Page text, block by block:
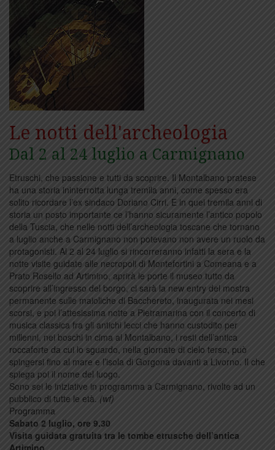
Le notti dell'archeologia
Dal 2 al 24 luglio a Carmignano
Etruschi, che passione e tutti da scoprire. Il Montalbano pratese
ha una storia ininterrotta lunga tremila anni, come spesso era
solito ricordare l’ex sindaco Doriano Cirri. E in quei tremila anni di
storia un posto importante ce l’hanno sicuramente l’antico popolo
della Tuscia, che nelle notti dell’archeologia toscane che tornano
a luglio anche a Carmignano non potevano non avere un ruolo da
protagonisti. Al 2 al 24 luglio si rincorreranno infatti la sera e la
notte visite guidate alle necropoli di Montefortini a Comeana e a
Prato Rosello ad Artimino, aprirà le porte il museo tutto da
scoprire all’ingresso del borgo, ci sarà la new entry del mostra
permanente sulle maioliche di Bacchereto, inaugurata nei mesi
scorsi, e poi l’attesissima notte a Pietramarina con il concerto di
musica classica fra gli antichi lecci che hanno custodito per
millenni, nei boschi in cima al Montalbano, i resti dell’antica
roccaforte da cui lo sguardo, nella giornate di cielo terso, può
spingersi fino al mare e l’isola di Gorgona davanti a Livorno. Il che
spiega poi il nome del luogo.
Sono sei le iniziative in programma a Carmignano, rivolte ad un
pubblico di tutte le età. (wf)
Programma
Sabato 2 luglio, ore 9.30
Visita guidata gratuita tra le tombe etrusche dell’antica